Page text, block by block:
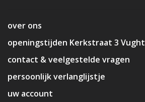
over ons
openingstijden Kerkstraat 3 Vught
contact & veelgestelde vragen
persoonlijk verlanglijstje
uw account